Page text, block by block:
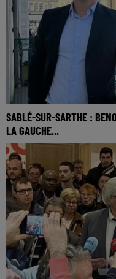
SABLÉ-SUR-SARTHE :
LA GAUCHE...